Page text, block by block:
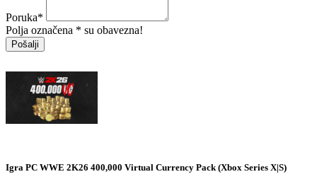
Poruka*
Polja označena * su obavezna!
Pošalji
Igra PC WWE 2K26 400,000 Virtual Currency Pack (Xbox Series X|S)